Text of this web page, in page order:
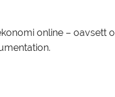
online –